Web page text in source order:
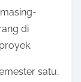
di
satu,